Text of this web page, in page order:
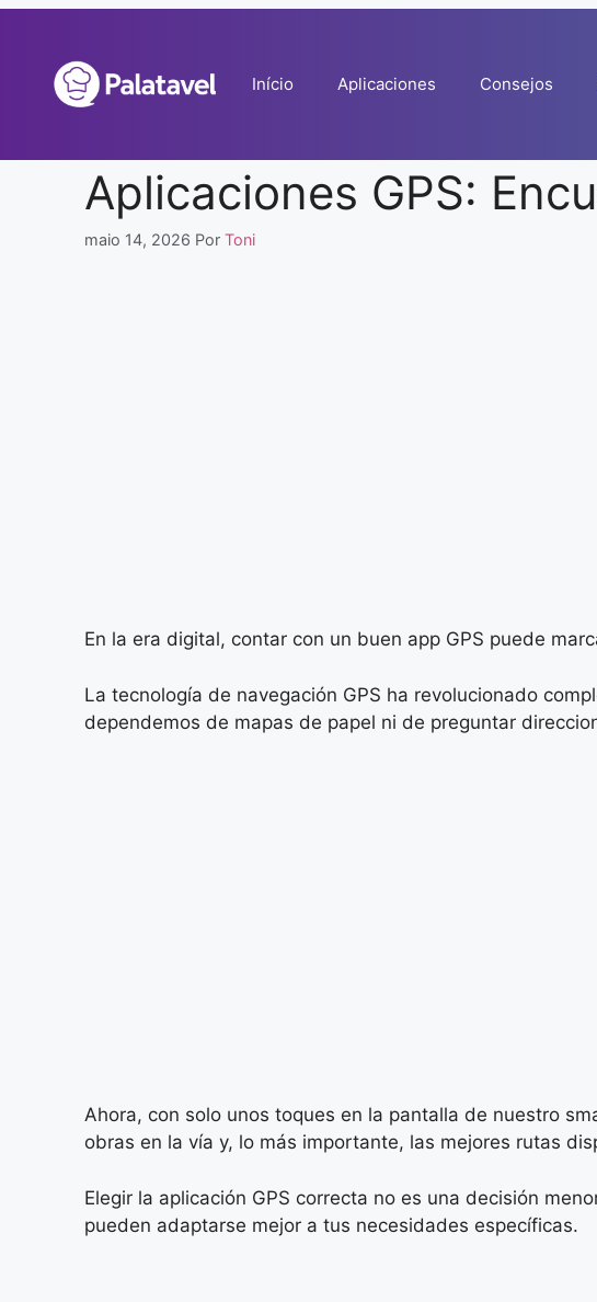
conteúdo
Início Aplicaciones Consejos
Aplicaciones GPS:
maio 14, 2026 Por Toni
En la era digital, contar con un buen app GPS puede
La tecnología de navegación GPS ha revolucionado
dependemos de mapas de papel ni de preguntar
Ahora, con solo unos toques en la pantalla de nuestro
obras en la vía y, lo más importante, las mejores rutas
Elegir la aplicación GPS correcta no es una decisión
pueden adaptarse mejor a tus necesidades específicas.